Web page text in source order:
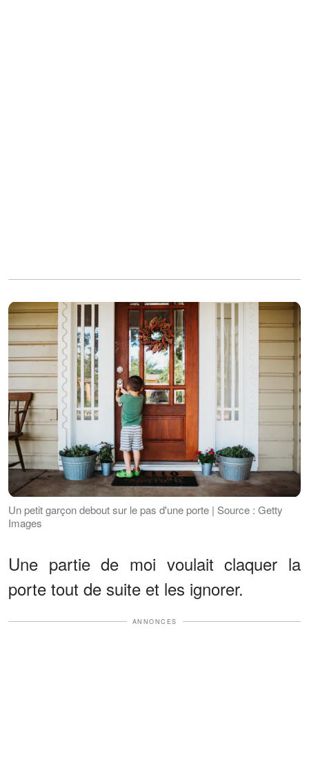
Un petit garçon debout sur le pas d'une porte | Source : Getty
Images
Une partie de moi voulait claquer la
porte tout de suite et les ignorer.
ANNONCES